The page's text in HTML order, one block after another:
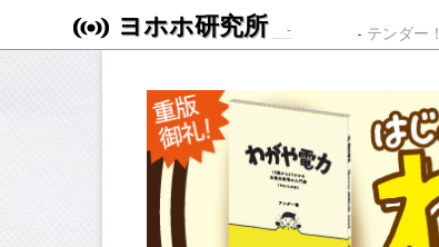
ヨホホ研究所 Skip to contentテンダー！